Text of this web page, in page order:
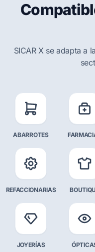
SICAR X se adapta a
ABARROTES
REFACCIONARIAS
JOYERÍAS